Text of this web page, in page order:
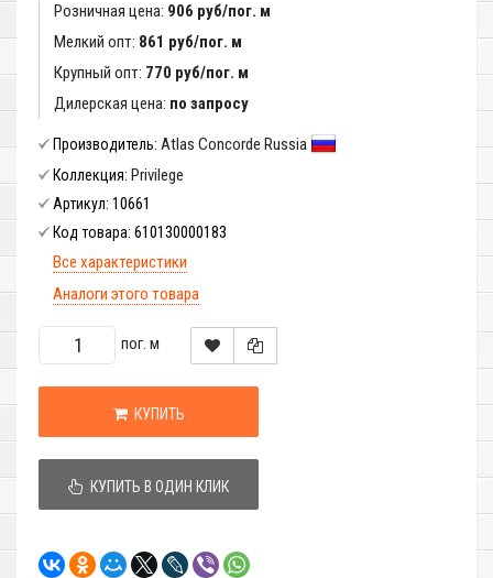
Розничная цена: 906 руб/пог. м
Мелкий опт: 861 руб/пог. м
Крупный опт: 770 руб/пог. м
Дилерская цена: по запросу
Производитель: Atlas Concorde Russia
Коллекция: Privilege
Артикул: 10661
Код товара: 610130000183
Все характеристики
Аналоги этого товара
пог. м
КУПИТЬ
КУПИТЬ В ОДИН КЛИК